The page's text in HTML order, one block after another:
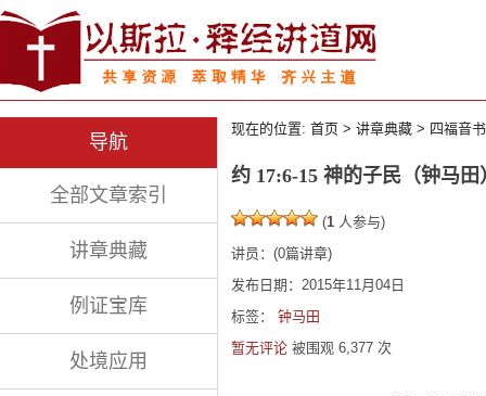
导航
全部文章索引
讲章典藏
例证宝库
处境应用
现在的位置: 首页 > 讲章典藏 > 四福音书
约 17:6-15 神的子民（钟马田
(1 人参与)
讲员： (0篇讲章)
发布日期：2015年11月04日
标签： 钟马田
暂无评论 被围观 6,377 次